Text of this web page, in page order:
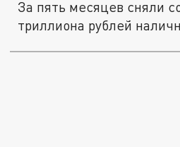
За пять месяцев сняли
триллиона рублей